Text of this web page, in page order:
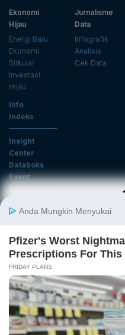
Ekonomi
Hijau
Energi Baru
Ekonomi
Sirkular
Investasi
Hijau
Jurnalisme
Data
Infografik
Analisis
Cek Data
Info
Indeks
Insight
Center
Databoks
Event
KatadataOto
Email
Tentang Katadata